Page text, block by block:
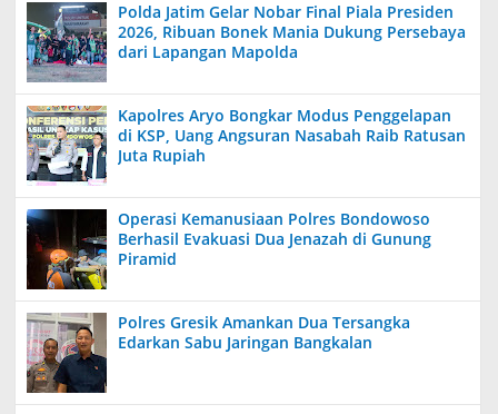
Polda Jatim Gelar Nobar Final Piala Presiden
2026, Ribuan Bonek Mania Dukung Persebaya
dari Lapangan Mapolda
Kapolres Aryo Bongkar Modus Penggelapan
di KSP, Uang Angsuran Nasabah Raib Ratusan
Juta Rupiah
Operasi Kemanusiaan Polres Bondowoso
Berhasil Evakuasi Dua Jenazah di Gunung
Piramid
Polres Gresik Amankan Dua Tersangka
Edarkan Sabu Jaringan Bangkalan